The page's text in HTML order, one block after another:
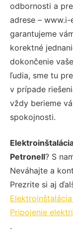
odbornosti a
adrese –
garantujeme
korektné
dokončenie
ľudia, sme tu
v prípade
vždy berieme
spokojnosti.
Petronell? S
Neváhajte a
Prezrite si aj
Pripojenie
.